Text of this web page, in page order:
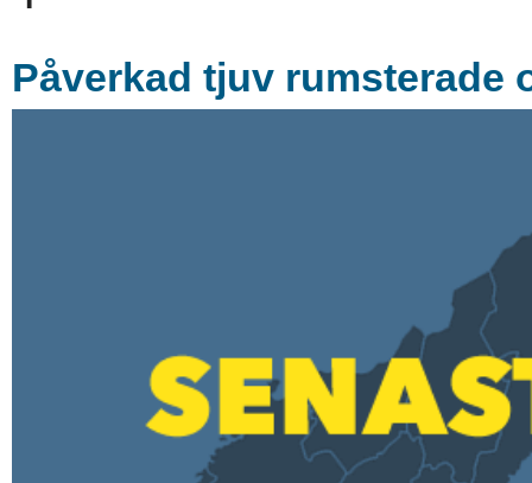
Påverkad tjuv rumsterade